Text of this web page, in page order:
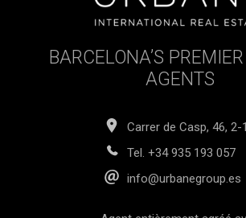
BARCELONA’S
AGENTS
Carrer de Casp, 46, 2-
Tel. +34 935 193 057
info@urbanegroup.es